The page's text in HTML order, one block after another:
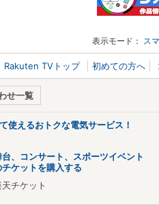
表示モード： ス
Rakuten TVトップ 初めての方へ
せ一覧
使えるおトクな電気サービス！
台、コンサート、スポーツイベント
チケットを購入する
チケット